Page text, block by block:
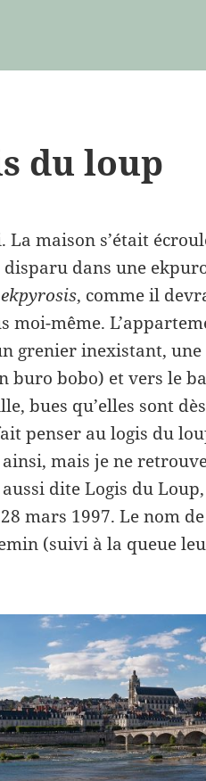
du loup
La maison s’était
dans une
ekpyrosis, comme il
moi-même.
grenier inexistant,
buro bobo) et vers le
bues qu’elles sont
penser au logis du
mais je ne
aussi dite Logis du
mars 1997. Le nom
(suivi à la queue